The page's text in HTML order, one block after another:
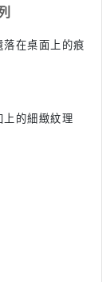
在桌面上的痕
上的細緻紋理